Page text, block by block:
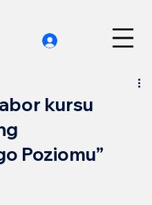
kursu
Poziomu”